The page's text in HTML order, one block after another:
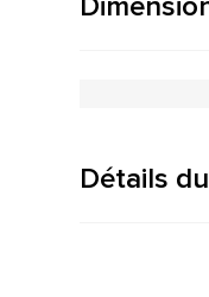
Détails